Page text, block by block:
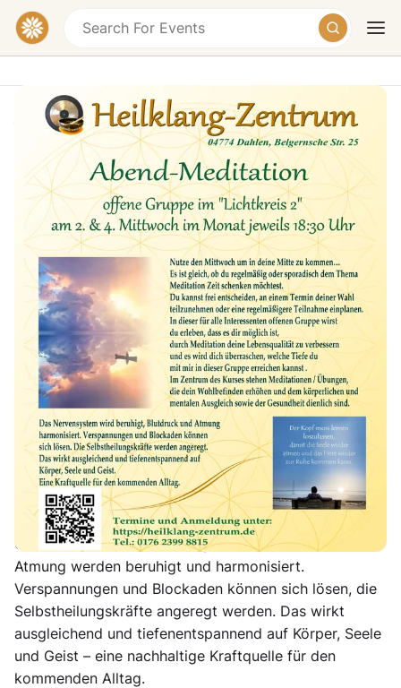
Today TomorrowWeekend
Abend-Meditation im Seminarhaus
Heilklang-Zentrum, Belgernsche Straße,
Dahlen, Germany
Nutze den Mittwoch, um in deine Mitte zu kommen. Es
ist gleich, ob du regelmäßig oder sporadisch dem
Thema Meditation Zeit schenken möchtest. Du kannst
frei entscheiden, an einem Termin deiner Wahl
teilzunehmen oder eine regelmäßigere Teilnahme
einzuplanen. In dieser für alle Interessenten offenen
Gruppe wirst du erleben, dass es dir möglich ist, durch
Meditation deine Lebensqualität zu verbessern – und
es wird dich überraschen, welche Tiefe du mit mir in
dieser Gruppe erreichen kannst.
Im Zentrum des Kurses stehen Meditationen und
Übungen, die dein Wohlbefinden erhöhen und dem
körperlichen wie mentalen Ausgleich sowie der
Gesundheit dienen. Nervensystem, Blutdruck und
Atmung werden beruhigt und harmonisiert.
Verspannungen und Blockaden können sich lösen, die
Selbstheilungskräfte angeregt werden. Das wirkt
ausgleichend und tiefenentspannend auf Körper, Seele
und Geist – eine nachhaltige Kraftquelle für den
kommenden Alltag.